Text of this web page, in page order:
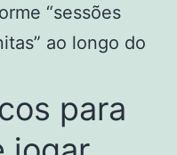
“sessões
ao longo do
para